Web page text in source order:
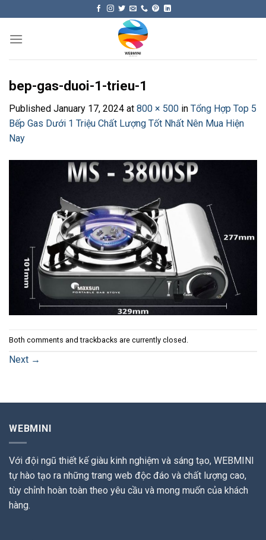
content
bep-gas-duoi-1-trieu-1
Published January 17, 2024 at 800 × 500 in Tổng Hợp Top 5
Bếp Gas Dưới 1 Triệu Chất Lượng Tốt Nhất Nên Mua Hiện
Nay
Both comments and trackbacks are currently closed.
Next →
WEBMINI
Với đội ngũ thiết kế giàu kinh nghiệm và sáng tạo, WEBMINI
tự hào tạo ra những trang web độc đáo và chất lượng cao,
tùy chỉnh hoàn toàn theo yêu cầu và mong muốn của khách
hàng.